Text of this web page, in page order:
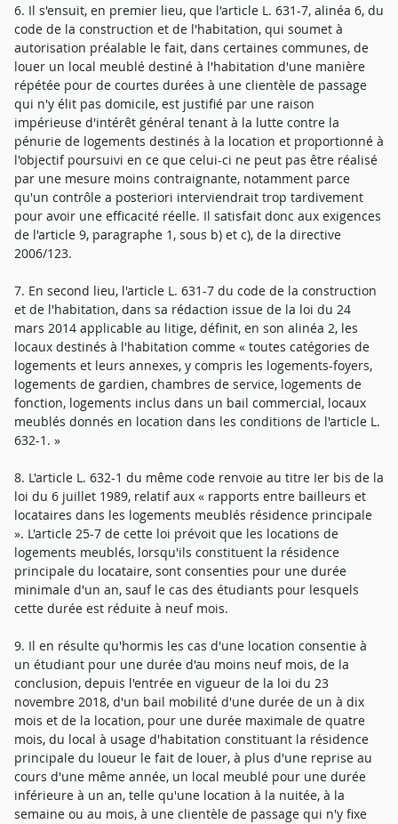
6. Il s'ensuit, en premier lieu, que l'article L. 631-7, alinéa 6, du
code de la construction et de l'habitation, qui soumet à
autorisation préalable le fait, dans certaines communes, de
louer un local meublé destiné à l'habitation d'une manière
répétée pour de courtes durées à une clientèle de passage
qui n'y élit pas domicile, est justifié par une raison
impérieuse d'intérêt général tenant à la lutte contre la
pénurie de logements destinés à la location et proportionné à
l'objectif poursuivi en ce que celui-ci ne peut pas être réalisé
par une mesure moins contraignante, notamment parce
qu'un contrôle a posteriori interviendrait trop tardivement
pour avoir une efficacité réelle. Il satisfait donc aux exigences
de l'article 9, paragraphe 1, sous b) et c), de la directive
2006/123.
7. En second lieu, l'article L. 631-7 du code de la construction
et de l'habitation, dans sa rédaction issue de la loi du 24
mars 2014 applicable au litige, définit, en son alinéa 2, les
locaux destinés à l'habitation comme « toutes catégories de
logements et leurs annexes, y compris les logements-foyers,
logements de gardien, chambres de service, logements de
fonction, logements inclus dans un bail commercial, locaux
meublés donnés en location dans les conditions de l'article L.
632-1. »
8. L'article L. 632-1 du même code renvoie au titre Ier bis de la
loi du 6 juillet 1989, relatif aux « rapports entre bailleurs et
locataires dans les logements meublés résidence principale
». L'article 25-7 de cette loi prévoit que les locations de
logements meublés, lorsqu'ils constituent la résidence
principale du locataire, sont consenties pour une durée
minimale d'un an, sauf le cas des étudiants pour lesquels
cette durée est réduite à neuf mois.
9. Il en résulte qu'hormis les cas d'une location consentie à
un étudiant pour une durée d'au moins neuf mois, de la
conclusion, depuis l'entrée en vigueur de la loi du 23
novembre 2018, d'un bail mobilité d'une durée de un à dix
mois et de la location, pour une durée maximale de quatre
mois, du local à usage d'habitation constituant la résidence
principale du loueur le fait de louer, à plus d'une reprise au
cours d'une même année, un local meublé pour une durée
inférieure à un an, telle qu'une location à la nuitée, à la
semaine ou au mois, à une clientèle de passage qui n'y fixe